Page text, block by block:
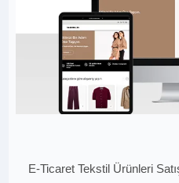
E-Ticaret Tekstil Ürünleri